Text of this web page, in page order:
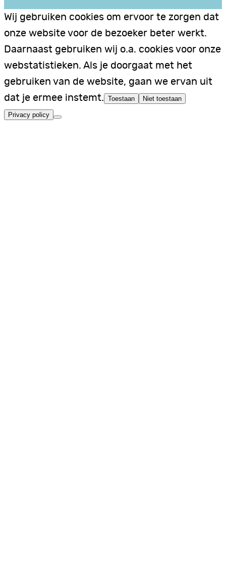
Wij gebruiken cookies om ervoor te zorgen dat
onze website voor de bezoeker beter werkt.
Daarnaast gebruiken wij o.a. cookies voor onze
webstatistieken. Als je doorgaat met het
gebruiken van de website, gaan we ervan uit
dat je ermee instemt. Toestaan Niet toestaan
Privacy policy